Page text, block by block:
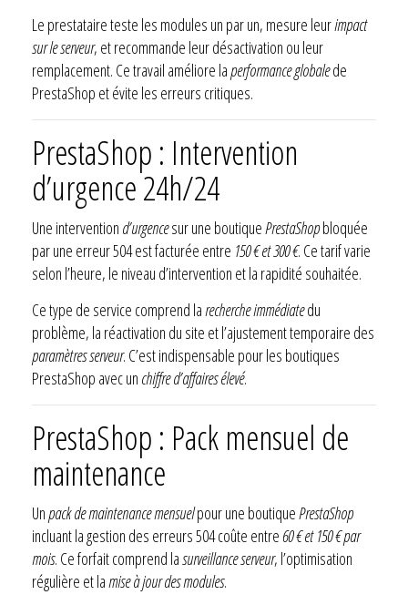
Le prestataire teste les modules un par un, mesure leurimpact
sur le serveur, et recommande leur désactivation ou leur
remplacement. Ce travail améliore laperformance globalede
PrestaShop et évite les erreurs critiques.
PrestaShop : Intervention
d’urgence 24h/24
Une intervention d’urgencesur une boutiquePrestaShopbloquée
par une erreur 504 est facturée entre 150 € et 300 €. Ce tarif varie
selon l’heure, le niveau d’intervention et la rapidité souhaitée.
Ce type de service comprend la recherche immédiatedu
problème, la réactivation du site et l’ajustement temporaire des
paramètres serveur. C’est indispensable pour les boutiques
PrestaShop avec un chiffre d’affaires élevé.
PrestaShop : Pack mensuel de
maintenance
Unpack de maintenance mensuelpour une boutiquePrestaShop
incluant la gestion des erreurs 504 coûte entre 60 € et 150 € par
mois. Ce forfait comprend lasurveillance serveur, l’optimisation
régulière et la mise à jour des modules.